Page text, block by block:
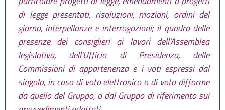
di legge presentati, risoluzioni, mozioni, ordini del
giorno, interpellanze e interrogazioni; il quadro delle
presenze dei consiglieri ai lavori dell'Assemblea
legislativa, dell'Ufficio di Presidenza, delle
Commissioni di appartenenza e i voti espressi dal
singolo, in caso di voto elettronico o di voto difforme
da quello del Gruppo, o dal Gruppo di riferimento sui